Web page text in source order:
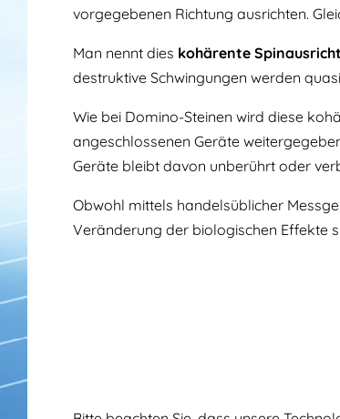
vorgegebenen Richtung ausrichten.
Man nennt dies kohärente
destruktive Schwingungen werden
Wie bei Domino-Steinen wird diese
angeschlossenen Geräte
Geräte bleibt davon unberührt oder
Obwohl mittels handelsüblicher
Veränderung der biologischen Effekte